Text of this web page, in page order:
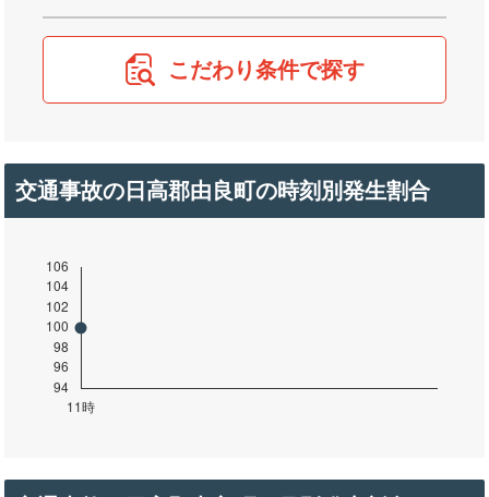
こだわり条件で探す
交通事故の日高郡由良町の時刻別発生割合